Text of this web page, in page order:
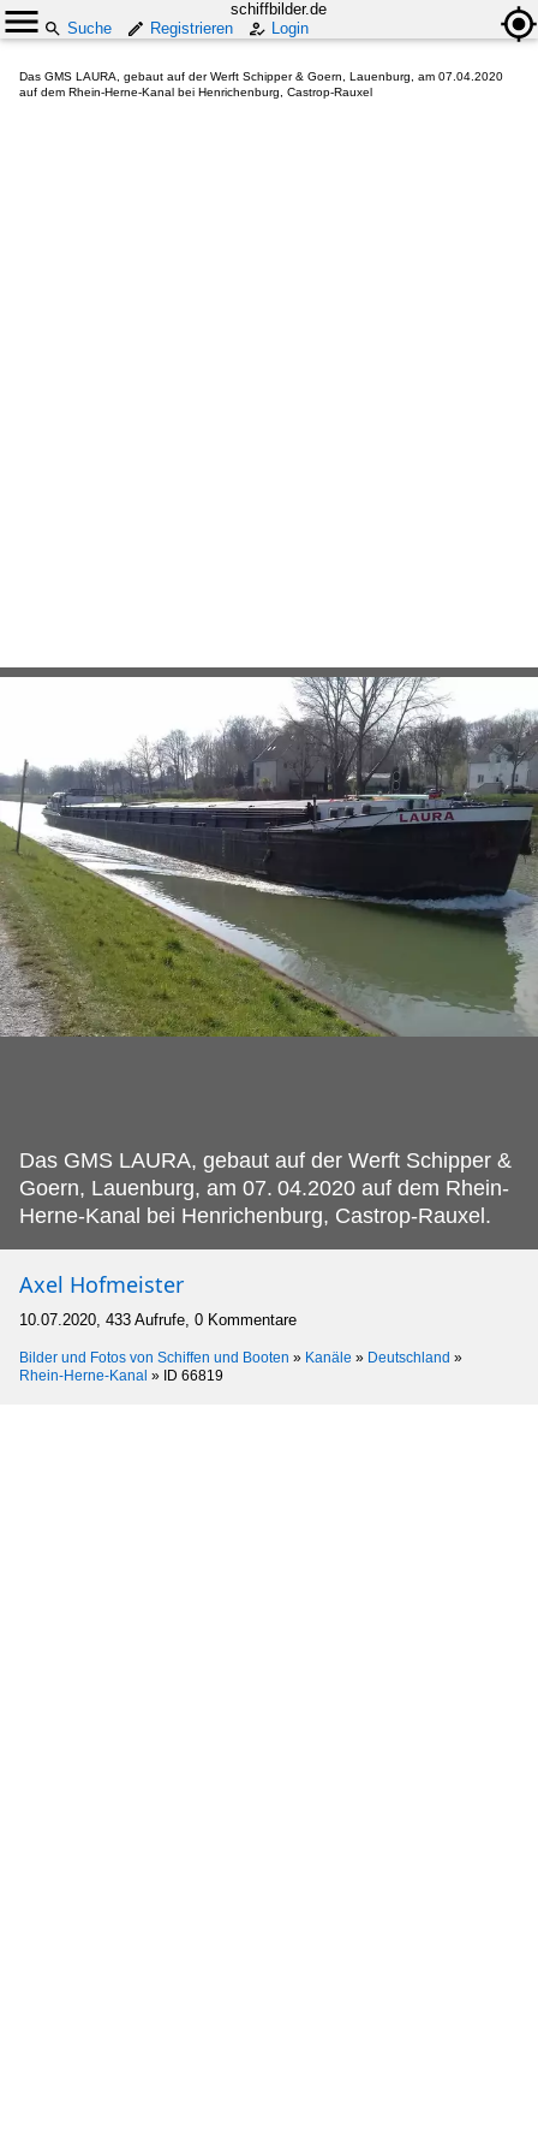
schiffbilder.de
Suche
Registrieren Login
Das GMS LAURA, gebaut auf der Werft Schipper & Goern, Lauenburg, am 07.04.2020
auf dem Rhein-Herne-Kanal bei Henrichenburg, Castrop-Rauxel
Das GMS LAURA, gebaut auf der Werft Schipper &
Goern, Lauenburg, am 07. 04.2020 auf dem Rhein-
Herne-Kanal bei Henrichenburg, Castrop-Rauxel.
Axel Hofmeister
10.07.2020, 433 Aufrufe, 0 Kommentare
Bilder und Fotos von Schiffen und Booten » Kanäle » Deutschland »
Rhein-Herne-Kanal » ID 66819